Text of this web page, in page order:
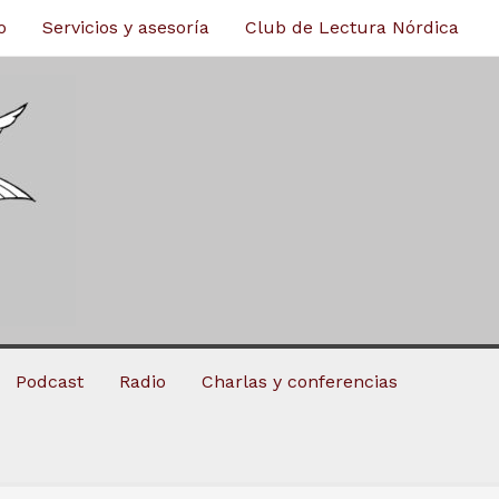
Servicios y asesoría Club de Lectura Nórdica
Podcast Radio Charlas y conferencias